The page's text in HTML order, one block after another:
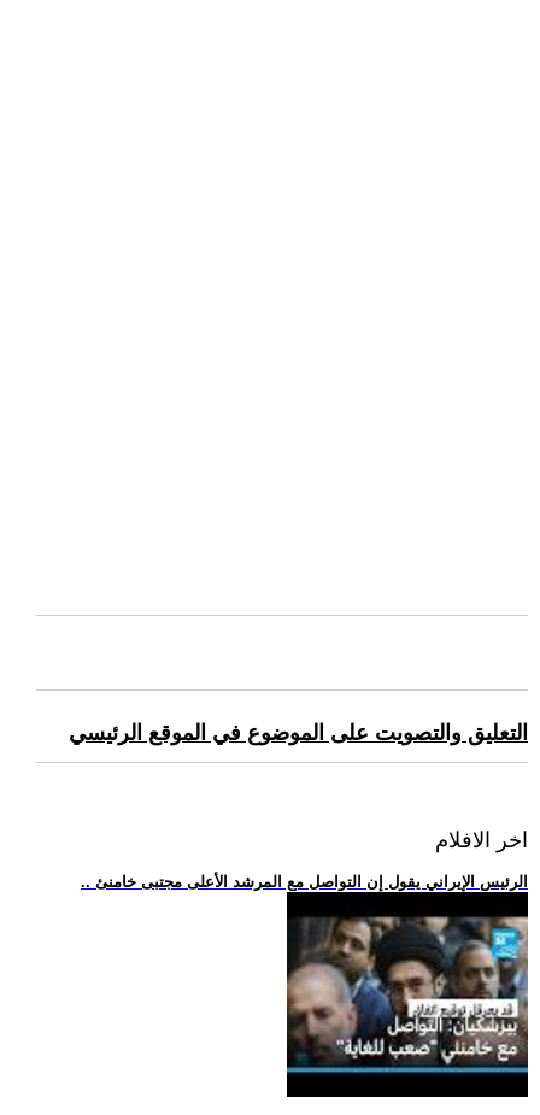
التعليق والتصويت على الموضوع في الموقع الرئيسي
اخر الافلام
.. الرئيس الإيراني يقول إن التواصل مع المرشد الأعلى مجتبى خامنئ